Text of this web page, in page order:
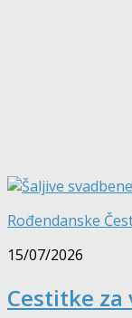
Rođendanske
15/07/2026
Cestitke za